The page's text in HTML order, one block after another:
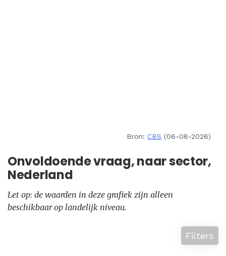
Bron: CBS (06-08-2026)
Onvoldoende vraag, naar sector,
Nederland
Let op: de waarden in deze grafiek zijn alleen
beschikbaar op landelijk niveau.
Filters